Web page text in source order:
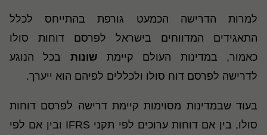
למרות הדרישה הכמעט גורפת בהתייחס לכלל
התאגידים המדווחים בישראל לפרסם דוחות סולו
כאמור, במדינות העולם קיימת שונות בכל הנוגע
לדרישה לפרסם דוח סולו ולכללים לפיהם הוא ייערך.
בעוד שבמדינות מסוימות קיימת דרישה לפרסם דוחות
סולו, בין אם דוחות ערוכים לפי תקני IFRS ובין אם לפי